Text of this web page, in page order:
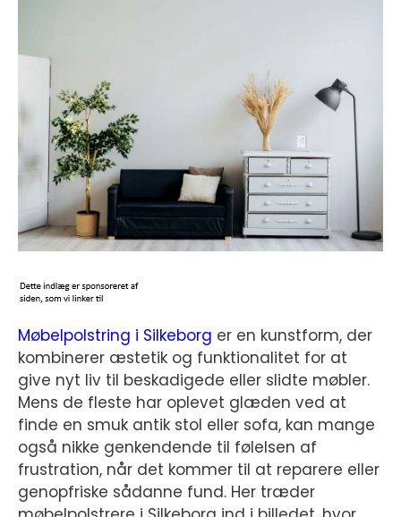
Møbelpolstring i Silkeborg er en kunstform, der
kombinerer æstetik og funktionalitet for at
give nyt liv til beskadigede eller slidte møbler.
Mens de fleste har oplevet glæden ved at
finde en smuk antik stol eller sofa, kan mange
også nikke genkendende til følelsen af
frustration, når det kommer til at reparere eller
genopfriske sådanne fund. Her træder